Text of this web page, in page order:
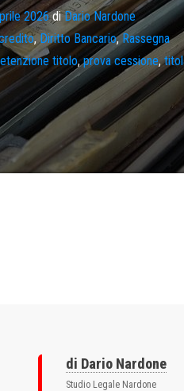
2026diDario Nardone
,Diritto Bancario,Rassegna
titolo,prova cessione,
di Dario Nardone
Studio Legale Nardone